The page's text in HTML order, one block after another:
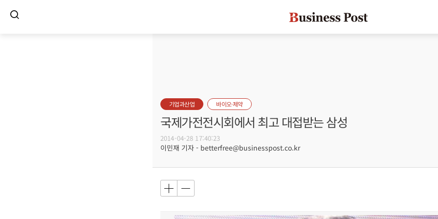
기업과산업 바이오·제약
국제가전전시회에서 최고 대접받는 삼성
2014-04-28 17:40:23
이민재 기자 - betterfree@businesspost.co.kr